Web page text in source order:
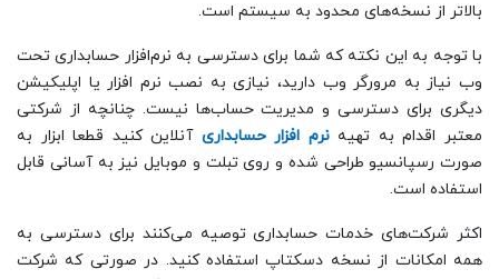
بالاتر از نسخه‌های محدود به سیستم است.
با توجه به این نکته که شما برای دسترسی به نرم‌افزار حسابداری تحت
وب نیاز به مرورگر وب دارید، نیازی به نصب نرم افزار یا اپلیکیشن
دیگری برای دسترسی و مدیریت حساب‌ها نیست. چنانچه از شرکتی
معتبر اقدام به تهیهنرم افزار حسابداری آنلاین کنید قطعا ابزار به
صورت رسپانسیو طراحی شده و روی تبلت و موبایل نیز به آسانی قابل
استفاده است.
اکثر شرکت‌های خدمات حسابداری توصیه می‌کنند برای دسترسی به
همه امکانات از نسخه دسکتاپ استفاده کنید. در صورتی که شرکت